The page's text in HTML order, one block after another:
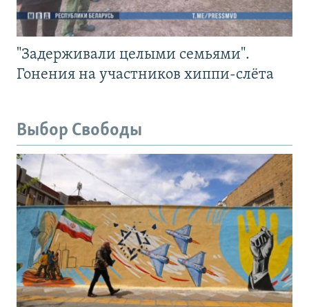
"Задерживали целыми семьями".
Гонения на участников хиппи-слёта
Выбор Свободы